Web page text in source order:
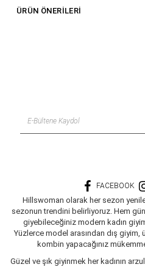
Cinsiyet
ÜRÜN ÖNERILERI
FACEBOOK
Hillswoman olarak her sezon
sezonun trendini belirliyoruz. Hem
giyebileceğiniz modern kadın
Yüzlerce model arasından dış
kombin yapacağınız
Güzel ve şık giyinmek her kadının